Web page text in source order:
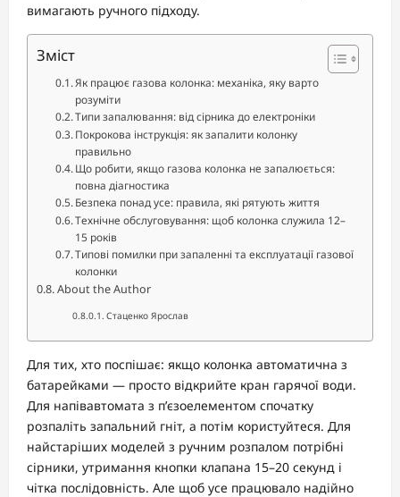
вимагають ручного підходу.
Зміст
Як працює газова колонка: механіка, яку варто
розуміти
Типи запалювання: від сірника до електроніки
Покрокова інструкція: як запалити колонку
правильно
Що робити, якщо газова колонка не запалюється:
повна діагностика
Безпека понад усе: правила, які рятують життя
Технічне обслуговування: щоб колонка служила 12–
15 років
Типові помилки при запаленні та експлуатації газової
колонки
About the Author
Стаценко Ярослав
Для тих, хто поспішає: якщо колонка автоматична з
батарейками — просто відкрийте кран гарячої води.
Для напівавтомата з п’єзоелементом спочатку
розпаліть запальний гніт, а потім користуйтеся. Для
найстаріших моделей з ручним розпалом потрібні
сірники, утримання кнопки клапана 15–20 секунд і
чітка послідовність. Але щоб усе працювало надійно